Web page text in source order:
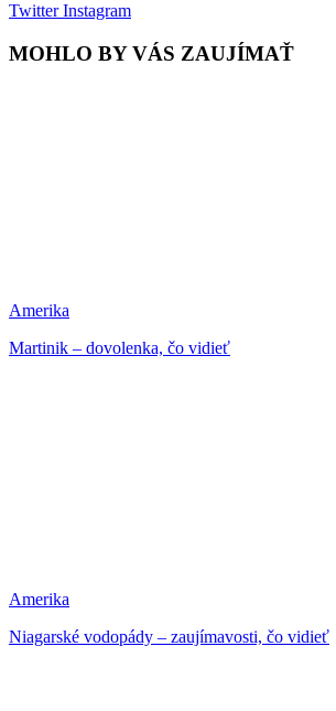
TwitterInstagram
MOHLO BY VÁS ZAUJÍMAŤ
Amerika
Martinik – dovolenka, čo vidieť
Amerika
Niagarské vodopády – zaujímavosti, čo vidieť